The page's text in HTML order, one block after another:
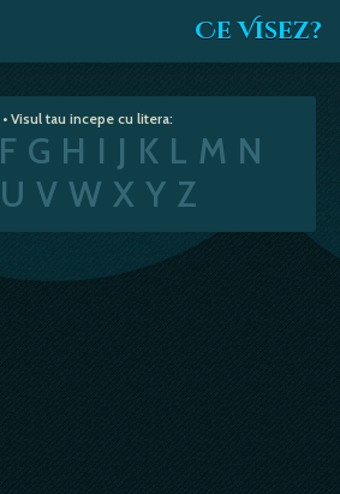
Ce Visez?
• Visul tau incepe cu litera:
F G H I J K L M N
U V W X Y Z